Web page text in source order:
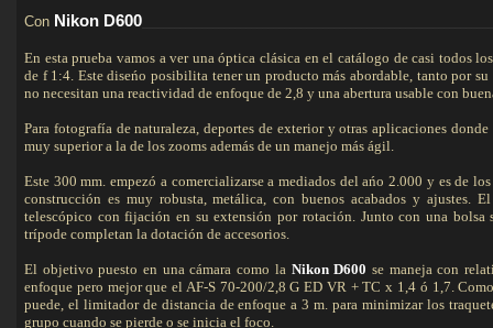
Con Nikon D600
En esta prueba vamos a ver una óptica clásica en el catálogo de casi todos
de f 1:4. Este diseńo posibilita tener un producto más abordable, tanto por
no necesitan una reactividad de enfoque de 2,8 y una abertura usable con
Para fotografía de naturaleza, deportes de exterior y otras aplicaciones
muy superior a la de los zooms además de un manejo más ágil.
Este 300 mm. empezó a comercializarse a mediados del ańo 2.000 y es de
construcción es muy robusta, metálica, con buenos acabados y ajustes.
telescópico con fijación en su extensión por rotación. Junto con una
trípode completan la dotación de accesorios.
El objetivo puesto en una cámara como la Nikon D600 se maneja con
enfoque pero mejor que el AF-S 70-200/2,8 G ED VR + TC x 1,4 ó 1,7.
puede, el limitador de distancia de enfoque a 3 m. para minimizar los
grupo cuando se pierde o se inicia el foco.